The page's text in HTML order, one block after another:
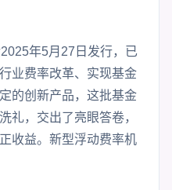
年5月27日发行，已
业费率改革、实现基金
的创新产品，这批基金
礼，交出了亮眼答卷，
收益。新型浮动费率机